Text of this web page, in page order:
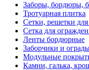
Заборы, бордюры,
Тротуарная плитка
Сетки, решетки для
Сетка для
Ленты бордюрные
Заборчики и
Модульные
Камни, галька,